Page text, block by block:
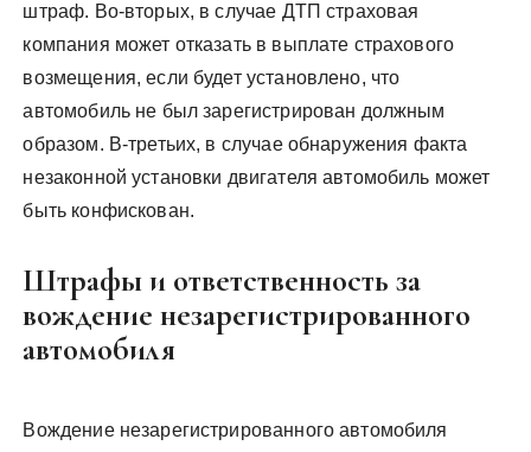
штраф. Во-вторых, в случае ДТП страховая
компания может отказать в выплате страхового
возмещения, если будет установлено, что
автомобиль не был зарегистрирован должным
образом. В-третьих, в случае обнаружения факта
незаконной установки двигателя автомобиль может
быть конфискован.
Штрафы и ответственность за
вождение незарегистрированного
автомобиля
Вождение незарегистрированного автомобиля